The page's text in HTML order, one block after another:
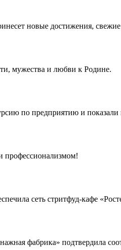
новые достижения,
мужества и любви к Родине.
по предприятию и
профессионализмом!
сеть стритфуд-кафе
фабрика» подтвердила